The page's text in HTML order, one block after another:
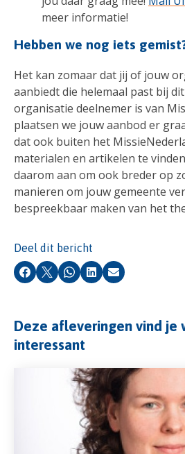
meer informatie!
Hebben we nog iets
Het kan zomaar dat jij of jouw
aanbiedt die helemaal past bij
organisatie deelnemer is van
plaatsen we jouw aanbod er
dat ook buiten het
materialen en artikelen te
daarom aan om ook breder op
manieren om jouw gemeente
bespreekbaar maken van het
Deel dit bericht
Facebook
X Whatsapp
LinkedInE-mail
Deze afleveringen vind je
interessant